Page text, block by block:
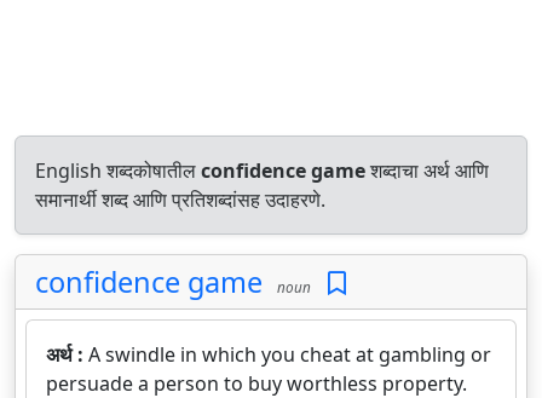
English शब्दकोषातीलconfidence gameशब्दाचा अर्थ आणि
समानार्थी शब्द आणि प्रतिशब्दांसह उदाहरणे.
confidence game noun
अर्थ : A swindle in which you cheat at gambling or
persuade a person to buy worthless property.